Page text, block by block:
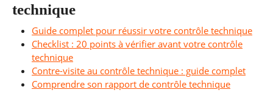
technique
Guide complet pour réussir votre contrôle technique
Checklist : 20 points à vérifier avant votre contrôle
technique
Contre-visite au contrôle technique : guide complet
Comprendre son rapport de contrôle technique